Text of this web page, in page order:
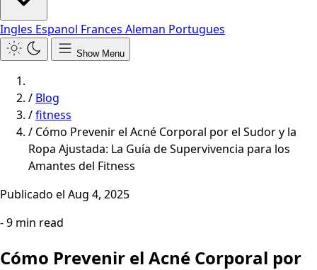
Ingles Espanol Frances Aleman Portugues
Show Menu
/ Blog
/fitness
/ Cómo Prevenir el Acné Corporal por el Sudor y la
Ropa Ajustada: La Guía de Supervivencia para los
Amantes del Fitness
Publicado el Aug 4, 2025
- 9 min read
Cómo Prevenir el Acné Corporal por